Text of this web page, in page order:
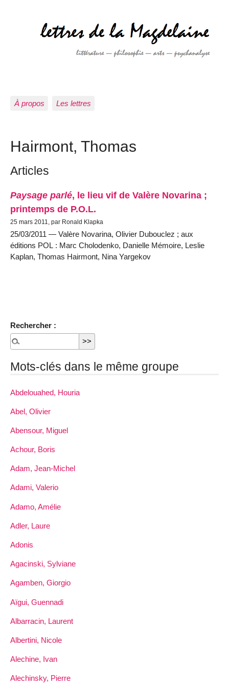
À propos Les lettres
Hairmont, Thomas
Articles
Paysage parlé, le lieu vif de Valère Novarina ;
printemps de P.O.L.
25 mars 2011, par Ronald Klapka
25/03/2011 — Valère Novarina, Olivier Dubouclez ; aux
éditions POL : Marc Cholodenko, Danielle Mémoire, Leslie
Kaplan, Thomas Hairmont, Nina Yargekov
Rechercher :
Mots-clés dans le même groupe
Abdelouahed, Houria
Abel, Olivier
Abensour, Miguel
Achour, Boris
Adam, Jean-Michel
Adami, Valerio
Adamo, Amélie
Adler, Laure
Adonis
Agacinski, Sylviane
Agamben, Giorgio
Aïgui, Guennadi
Albarracin, Laurent
Albertini, Nicole
Alechine, Ivan
Alechinsky, Pierre